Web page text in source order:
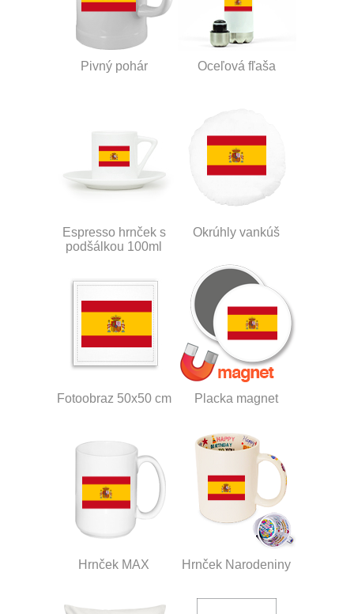
Pivný pohár Oceľová fľaša
Espresso hrnček s
podšálkou 100ml
Okrúhly vankúš
Fotoobraz 50x50 cm Placka magnet
Hrnček MAX Hrnček Narodeniny